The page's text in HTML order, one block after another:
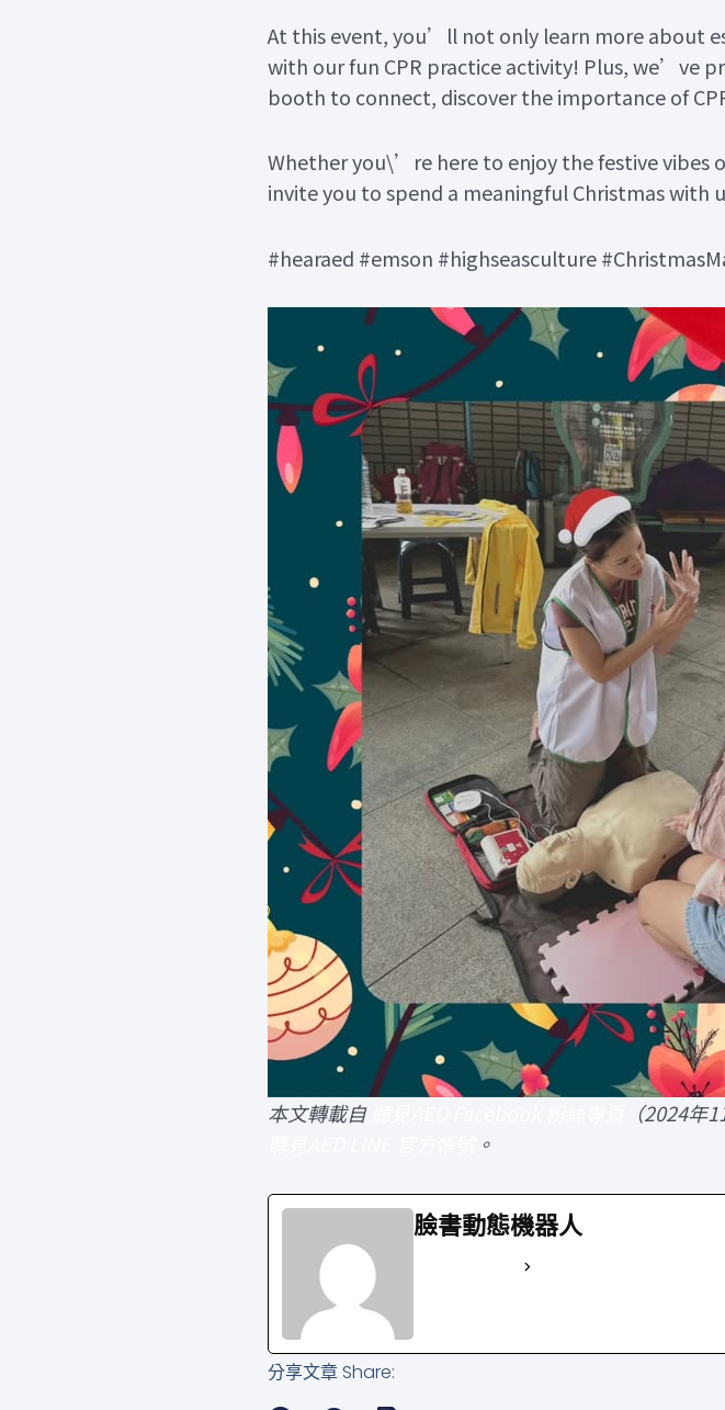
At this event, you’ll not only learn more about
with our fun CPR practice activity! Plus, we’ve
booth to connect, discover the importance of
Whether you\’re here to enjoy the festive vibes
invite you to spend a meaningful Christmas with
#hearaed #emson #highseasculture
本文轉載自
（2024
。
臉書動態機器人
分享文章 Share: